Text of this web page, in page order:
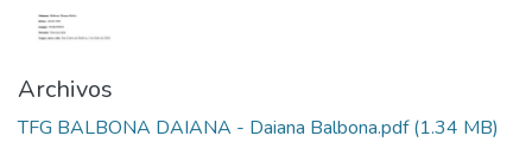
Archivos
TFG BALBONA DAIANA - Daiana Balbona.pdf(1.34 MB)